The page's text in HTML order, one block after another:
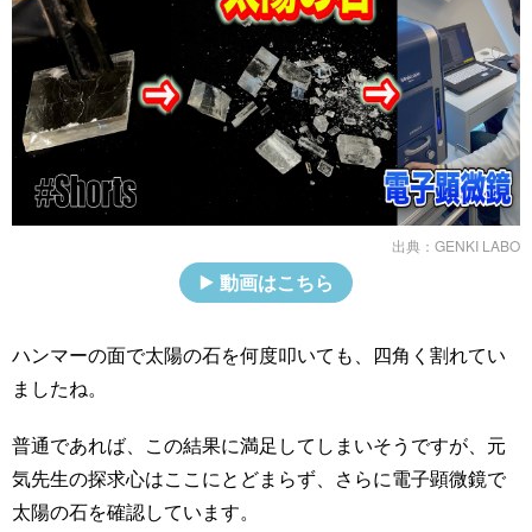
出典： GENKI LABO
動画はこちら
ハンマーの面で太陽の石を何度叩いても、四角く割れてい
ましたね。
普通であれば、この結果に満足してしまいそうですが、元
気先生の探求心はここにとどまらず、さらに電子顕微鏡で
太陽の石を確認しています。